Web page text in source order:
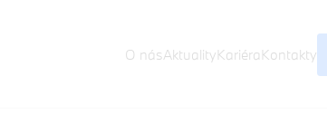
O násAktualityKariéra Kontakty